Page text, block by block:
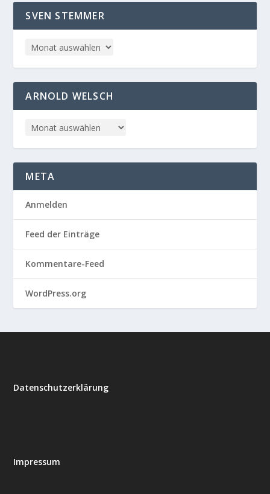
SVEN STEMMER
ARNOLD WELSCH
META
Anmelden
Feed der Einträge
Kommentare-Feed
WordPress.org
Datenschutzerklärung
Impressum